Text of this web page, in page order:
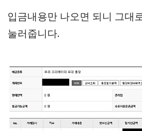
입금내용만 나오면 되니 그대
눌러줍니다.